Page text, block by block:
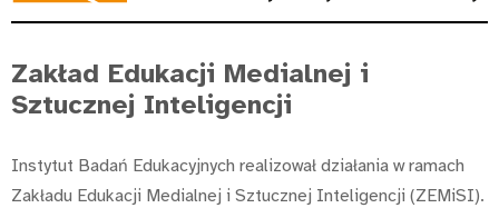
Zakład Edukacji Medialnej i
Sztucznej Inteligencji
Instytut Badań Edukacyjnych realizował działania w ramach
Zakładu Edukacji Medialnej i Sztucznej Inteligencji (ZEMiSI).